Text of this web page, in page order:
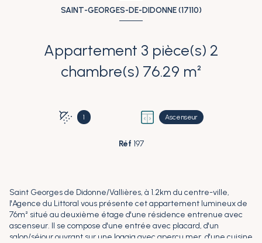
SAINT-GEORGES-DE-DIDONNE (17110)
Appartement 3 pièce(s) 2
chambre(s) 76.29 m²
1 Ascenseur
Réf 197
Saint Georges de Didonne/Vallières, à 1.2km du centre-ville,
l'Agence du Littoral vous présente cet appartement lumineux de
76m² situé au deuxième étage d'une résidence entrenue avec
ascenseur. Il se compose d'une entrée avec placard, d'un
salon/séjour ouvrant sur une loggia avec aperçu mer, d'une cuisine